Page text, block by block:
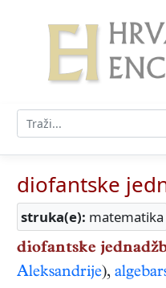
diofantske
struka(e): matematika
diofantske
Aleksandrije),